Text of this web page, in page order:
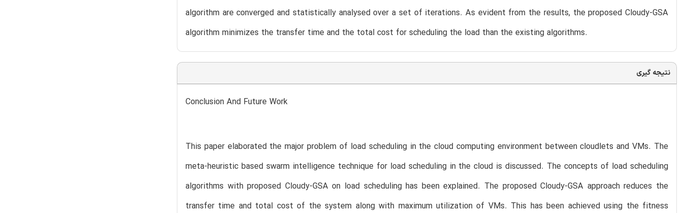
algorithm are converged and statistically analysed over a set of iterations. As evident from the results, the proposed Cloudy-GSA
algorithm minimizes the transfer time and the total cost for scheduling the load than the existing algorithms.
نتیجه گیری
Conclusion And Future Work
This paper elaborated the major problem of load scheduling in the cloud computing environment between cloudlets and VMs. The
meta-heuristic based swarm intelligence technique for load scheduling in the cloud is discussed. The concepts of load scheduling
algorithms with proposed Cloudy-GSA on load scheduling has been explained. The proposed Cloudy-GSA approach reduces the
transfer time and total cost of the system along with maximum utilization of VMs. This has been achieved using the fitness